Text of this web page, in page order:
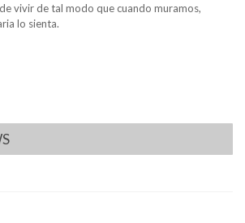
vivir de tal modo que cuando muramos,
lo sienta.